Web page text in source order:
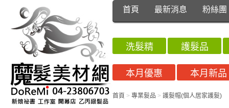
首頁 最新消息 粉絲團
洗髮精
護髮品
本月優惠
本月新品
首頁 > 專業髮品 > 護髮帽(個人居家護髮)